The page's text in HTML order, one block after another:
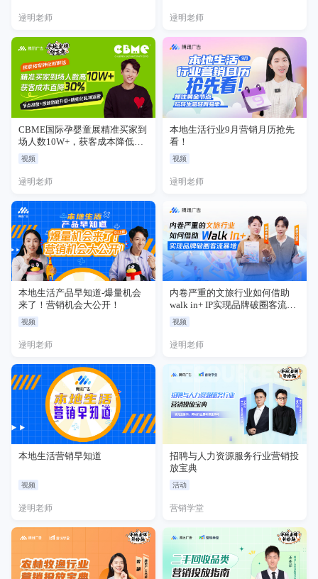
逯明老师 逯明老师
CBME国际孕婴童展精准买家到
场人数10W+，获客成本降低
30%！
视频
逯明老师
本地生活行业9月营销月历抢先
看！
视频
逯明老师
本地生活产品早知道-爆量机会
来了！营销机会大公开！
视频
逯明老师
内卷严重的文旅行业如何借助
walk in+ IP实现品牌破圈客流暴
增
视频
逯明老师
本地生活营销早知道
视频
逯明老师
招聘与人力资源服务行业营销投
放宝典
活动
营销学堂